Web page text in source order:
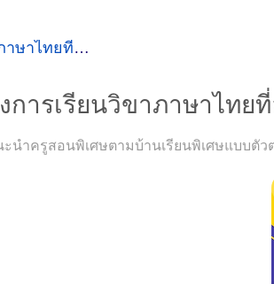
ที่อ.เมืองเชียงใหม่
การเรียนวิขาภาษาไทย
ะนำครูสอนพิเศษตามบ้านเรียนพิเศษแบบตั